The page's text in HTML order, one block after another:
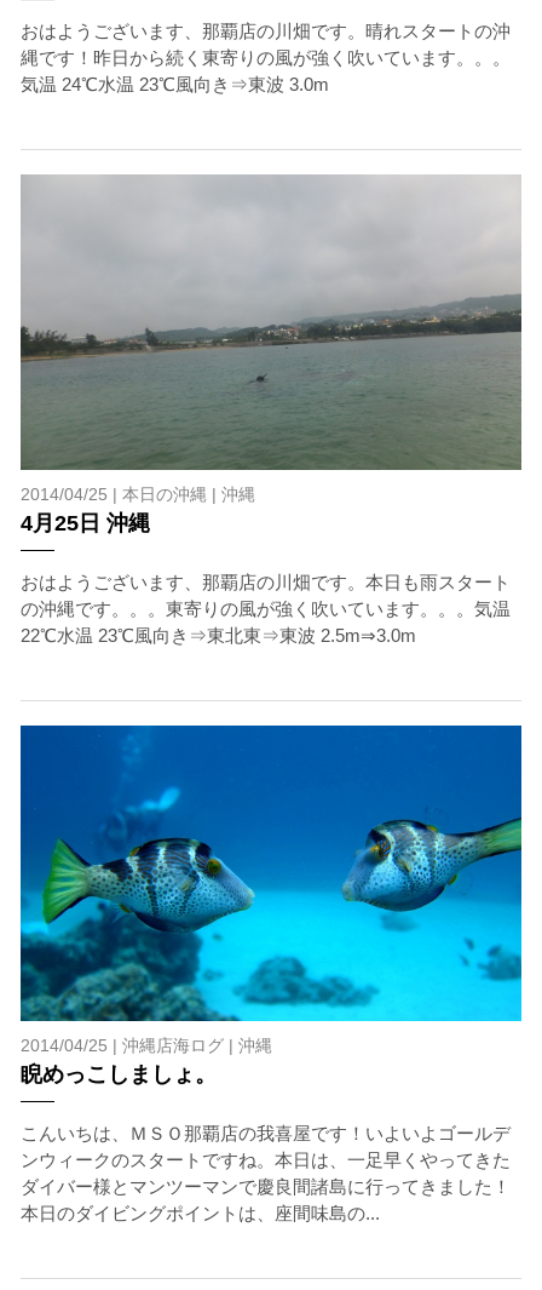
おはようございます、那覇店の川畑です。晴れスタートの沖
縄です！昨日から続く東寄りの風が強く吹いています。。。
気温 24℃水温 23℃風向き⇒東波 3.0m
2014/04/25 | 本日の沖縄 | 沖縄
4月25日 沖縄
おはようございます、那覇店の川畑です。本日も雨スタート
の沖縄です。。。東寄りの風が強く吹いています。。。気温
22℃水温 23℃風向き⇒東北東⇒東波 2.5m⇒3.0m
2014/04/25 | 沖縄店海ログ| 沖縄
睨めっこしましょ。
こんいちは、ＭＳＯ那覇店の我喜屋です！いよいよゴールデ
ンウィークのスタートですね。本日は、一足早くやってきた
ダイバー様とマンツーマンで慶良間諸島に行ってきました！
本日のダイビングポイントは、座間味島の...